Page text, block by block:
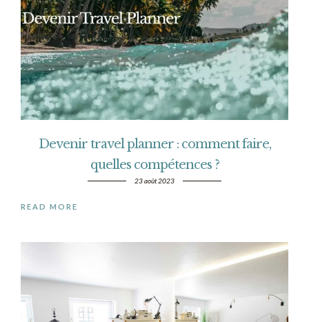
Devenir travel planner : comment faire,
quelles compétences ?
23 août 2023
READ MORE